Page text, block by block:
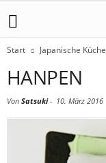
Start Japanische Küche
HANPEN
Von Satsuki- 10. März 2016